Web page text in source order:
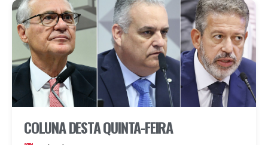
COLUNA DESTA QUINTA-FEIRA